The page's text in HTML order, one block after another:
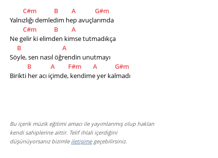
C#m B A
G#m
Yalnızlığı demledim hep avuçlarımda
C#m
B
A
Ne gelir ki elimden kimse tutmadıkça
B
A
Söyle, sen nasıl öğrendin unutmayı
B
A F#m A
G#m
Birikti her acı içimde, kendime yer kalmadı
Bu içerik müzik eğitimi amacı ile yayımlanmış olup hakları
kendi sahiplerine aittir. Telif ihlali içerdiğini
düşünüyorsanız bizimle iletişimegeçebilirsiniz.